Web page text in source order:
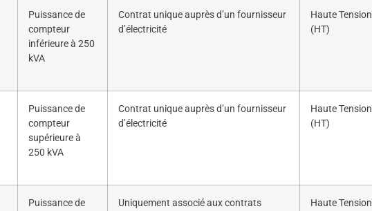
Puissance de
compteur
inférieure à 250
kVA
Contrat unique auprès d’un fournisseur
d’électricité
Haute Tension
(HT)
Puissance de
compteur
supérieure à
250 kVA
Contrat unique auprès d’un fournisseur
d’électricité
Haute Tension
(HT)
Puissance de
Uniquement associé aux contrats
Haute Tension